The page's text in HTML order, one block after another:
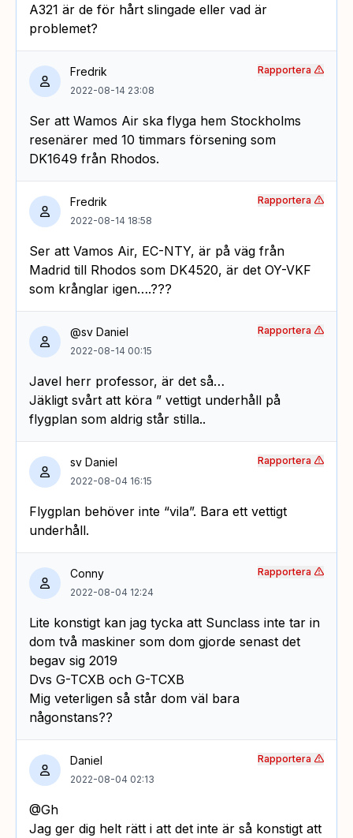
A321 är de för hårt slingade eller vad är
problemet?
Fredrik
2022-08-14 23:08
Ser att Wamos Air ska flyga hem Stockholms
resenärer med 10 timmars försening som
DK1649 från Rhodos.
Rapportera
Fredrik
2022-08-14 18:58
Ser att Vamos Air, EC-NTY, är på väg från
Madrid till Rhodos som DK4520, är det OY-VKF
som krånglar igen….???
Rapportera
@sv Daniel
2022-08-14 00:15
Javel herr professor, är det så…
Jäkligt svårt att köra ” vettigt underhåll på
flygplan som aldrig står stilla..
Rapportera
sv Daniel
2022-08-04 16:15
Flygplan behöver inte “vila”. Bara ett vettigt
underhåll.
Rapportera
Conny
2022-08-04 12:24
Lite konstigt kan jag tycka att Sunclass inte tar in
dom två maskiner som dom gjorde senast det
begav sig 2019
Dvs G-TCXB och G-TCXB
Mig veterligen så står dom väl bara
någonstans??
Rapportera
Daniel
2022-08-04 02:13
@Gh
Jag ger dig helt rätt i att det inte är så konstigt att
Rapportera